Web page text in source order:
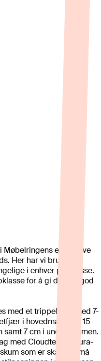
Møbelringens eksklusive
Her har vi brukt de
i enhver prisklasse.
for å gi deg en god
med et trippelt lag med 7-
i hovedmadrass, 15
7 cm i underrammen.
med Cloudtex Contura-
som er skåret i små